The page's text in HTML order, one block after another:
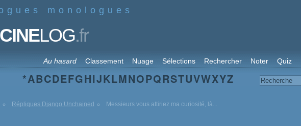
monologues
CINELOG.fr
Au hasard Classement Nuage Sélections Rechercher Noter Quiz
*ABCDEFGHIJKLMNOPQRSTUVWXYZ
Répliques Django Unchained Messieurs vous attiriez ma curiosité, là...